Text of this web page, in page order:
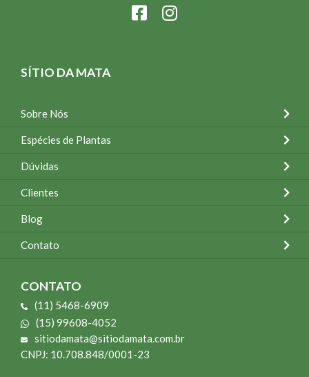
SÍTIO DA MATA
Sobre Nós
Espécies de Plantas
Dúvidas
Clientes
Blog
Contato
CONTATO
(11) 5468-6909
(15) 99608-4052
sitiodamata@sitiodamata.com.br
CNPJ: 10.708.848/0001-23